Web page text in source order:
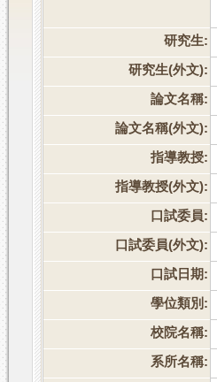
研究生:
研究生(外文):
論文名稱:
論文名稱(外文):
指導教授:
指導教授(外文):
口試委員:
口試委員(外文):
口試日期:
學位類別:
校院名稱:
系所名稱: